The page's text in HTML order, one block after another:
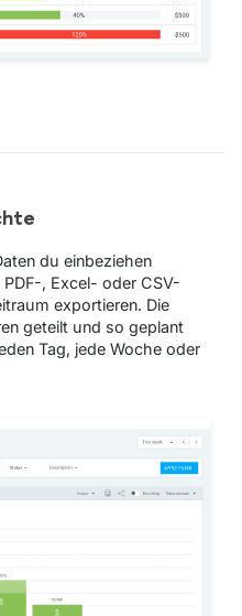
du einbeziehen
, Excel- oder CSV-
exportieren. Die
geteilt und so geplant
Tag, jede Woche oder